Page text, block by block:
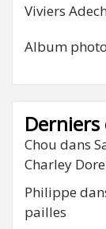
Viviers
Album
Chou dans
Charley
Philippe
pailles